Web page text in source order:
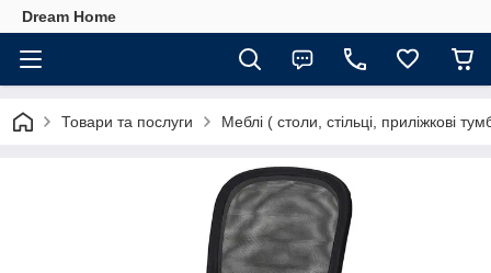
Dream Home
Товари та послуги Меблі ( столи, стільці, приліжкові